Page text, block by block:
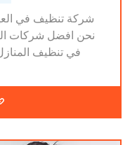
نحن افضل شركات
في تنظيف